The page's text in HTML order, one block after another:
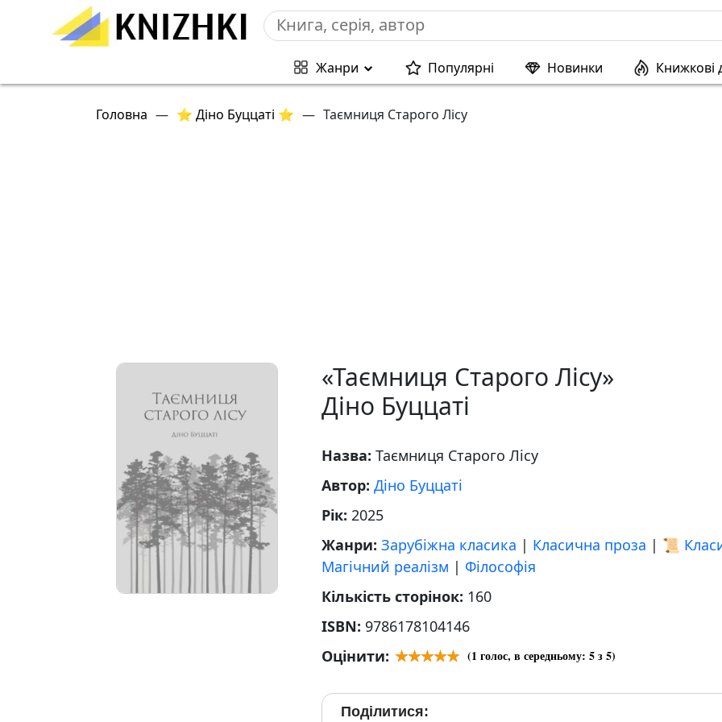
Жанри Популярні Новинки Книжкові
Головна — ⭐ Діно Буццаті ⭐ — Таємниця Старого Лісу
«Таємниця Старого Лісу»
Діно Буццаті
Назва: Таємниця Старого Лісу
Автор: Діно Буццаті
Рік: 2025
Жанри: Зарубіжна класика | Класична проза | 📜
Магічний реалізм | Філософія
Кількість сторінок: 160
ISBN: 9786178104146
Оцінити:
(1 голос, в середньому: 5з 5)
Поділитися: